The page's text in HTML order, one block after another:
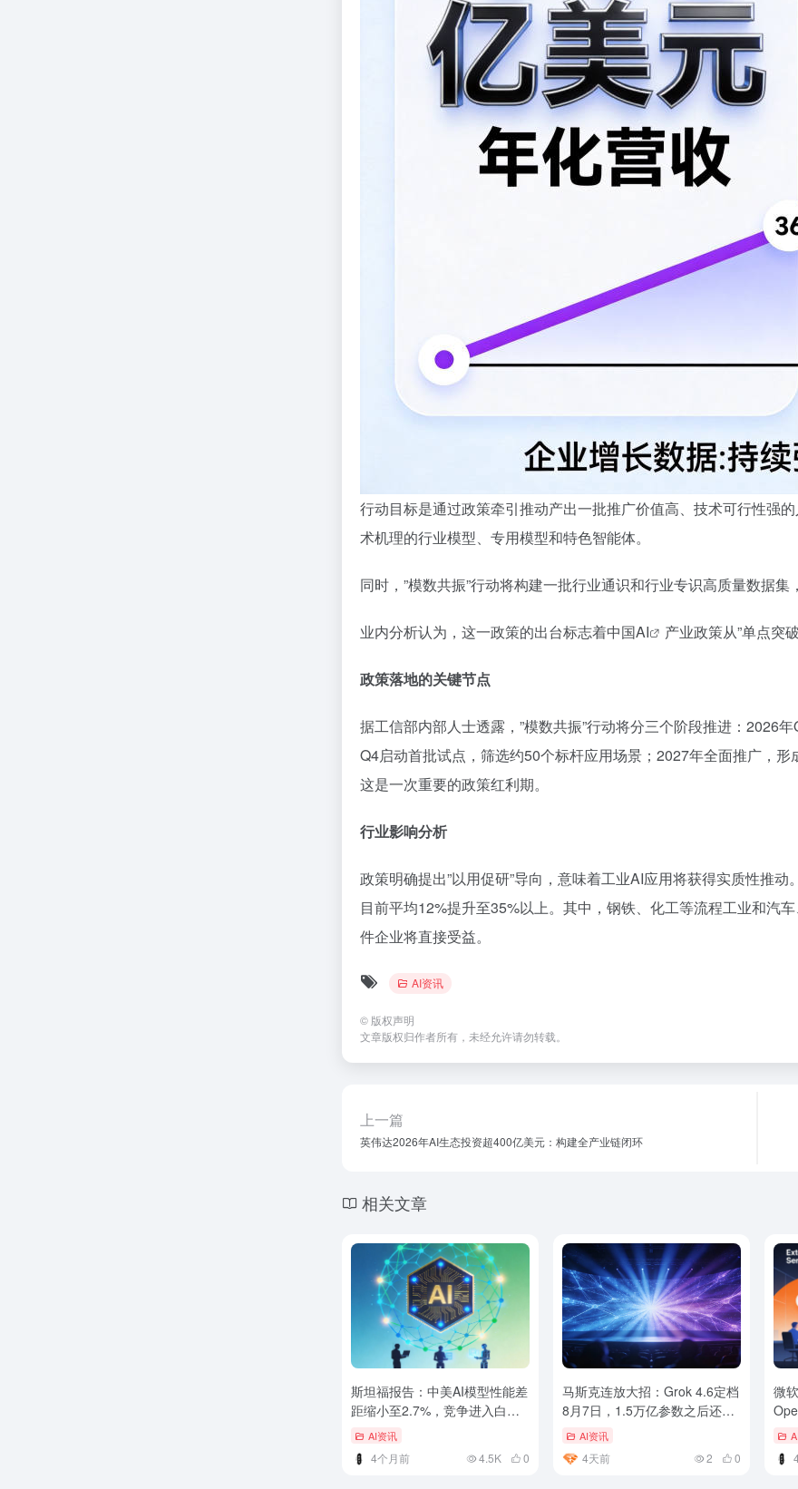
行动目标是通过政策牵引推动产出一批推广价值高、技术可行性强
术机理的行业模型、专用模型和特色智能体。
同时，”模数共振”行动将构建一批行业通识和行业专识高质量数据集
业内分析认为，这一政策的出台标志着中国AI 产业政策从”单点突
政策落地的关键节点
据工信部内部人士透露，”模数共振”行动将分三个阶段推进：2026
Q4启动首批试点，筛选约50个标杆应用场景；2027年全面推广，
这是一次重要的政策红利期。
行业影响分析
政策明确提出”以用促研”导向，意味着工业AI应用将获得实质性推
目前平均12%提升至35%以上。其中，钢铁、化工等流程工业和汽
件企业将直接受益。
AI资讯
© 版权声明
文章版权归作者所有，未经允许请勿转载。
上一篇
英伟达2026年AI生态投资超400亿美元：构建全产业链闭环
相关文章
斯坦福报告：中美AI模型性能差
距缩小至2.7%，竞争进入白热
化 AI资讯
4个月前 4.5K 0
马斯克连放大招：Grok 4.6定档
8月7日，1.5万亿参数之后还有
2.1万亿的Grok 4.7
AI资讯
4天前 2 0
微
本